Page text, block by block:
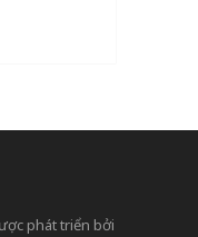
phát triển bởi